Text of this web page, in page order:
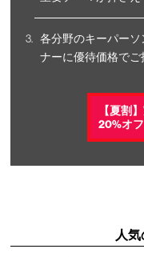
各分野のキーパーソ
ナーに優待価格でご
【夏割
20%オフ
人